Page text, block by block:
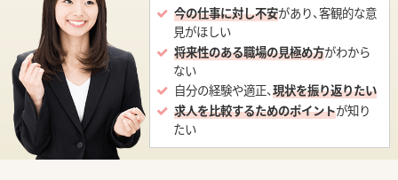
今の仕事に対し不安があり、客観的な意
見がほしい
将来性のある職場の見極め方がわから
ない
自分の経験や適正、現状を振り返りたい
求人を比較するためのポイントが知り
たい